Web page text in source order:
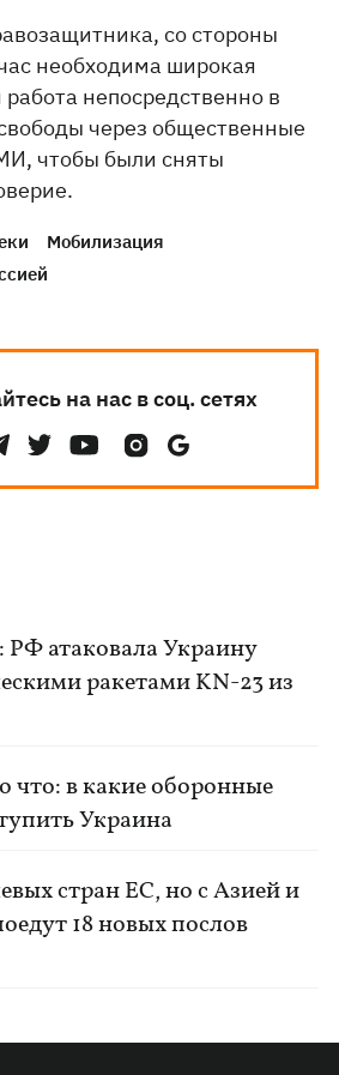
со стороны
необходима широкая
непосредственно в
через общественные
чтобы были сняты
Мобилизация
на нас в соц. сетях
атаковала Украину
ракетами KN-23 из
что: в какие оборонные
Украина
стран ЕС, но с Азией и
18 новых послов